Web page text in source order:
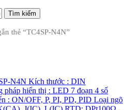
thẻ “TC4SP-N4N”